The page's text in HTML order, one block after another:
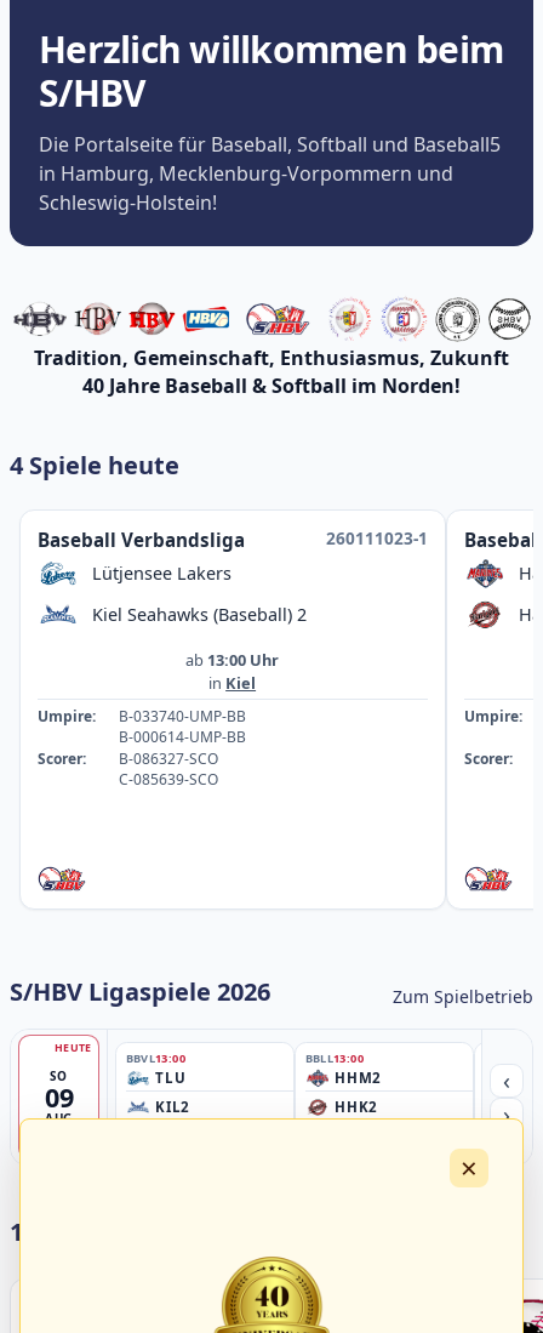
Herzlich willkommen beim
S/HBV
Die Portalseite für Baseball, Softball und Baseball5
in Hamburg, Mecklenburg-Vorpommern und
Schleswig-Holstein!
Tradition, Gemeinschaft, Enthusiasmus, Zukunft
40 Jahre Baseball & Softball im Norden!
4 Spiele heute
Baseball Verbandsliga
260111023-1
Lütjensee Lakers
Kiel Seahawks (Baseball) 2
ab 13:00 Uhr
in Kiel
Umpire:
B-033740-UMP-BB
B-000614-UMP-BB
Scorer:
B-086327-SCO
C-085639-SCO
Umpire:
Scorer:
S/HBV Ligaspiele 2026 Zum Spielbetrieb
SO
09
AUG
HEUTE
BBVL13:00
TLU
KIL2
BBLL13:00
HHM2
HHK2
Ballpark
‹
›
17 Vereine im S/HBV
×